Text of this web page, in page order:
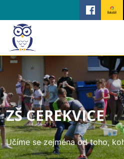
ZŠ CEREKVICE
Učíme se zejména od toho,